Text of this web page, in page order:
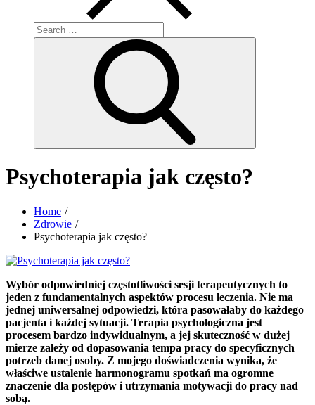
Search
for:
Psychoterapia jak często?
Home
Zdrowie
Psychoterapia jak często?
Wybór odpowiedniej częstotliwości sesji terapeutycznych to
jeden z fundamentalnych aspektów procesu leczenia. Nie ma
jednej uniwersalnej odpowiedzi, która pasowałaby do każdego
pacjenta i każdej sytuacji. Terapia psychologiczna jest
procesem bardzo indywidualnym, a jej skuteczność w dużej
mierze zależy od dopasowania tempa pracy do specyficznych
potrzeb danej osoby. Z mojego doświadczenia wynika, że
właściwe ustalenie harmonogramu spotkań ma ogromne
znaczenie dla postępów i utrzymania motywacji do pracy nad
sobą.